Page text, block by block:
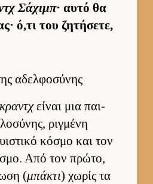
Σάχιμπ· αυτό θα
ό,τι του ζητήσετε,
αδελφοσύνης
εί­ναι μια παι­
ριγ­μένη
κόσμο και τον
Από τον πρώτο,
(μπάκτι) χωρίς τα